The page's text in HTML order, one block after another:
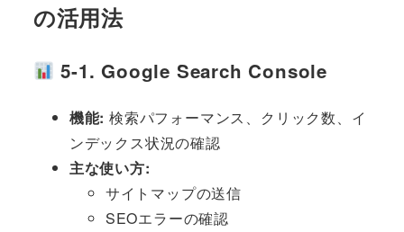
の活用法
5-1. Google Search Console
機能: 検索パフォーマンス、クリック数、イ
ンデックス状況の確認
主な使い方:
サイトマップの送信
SEOエラーの確認